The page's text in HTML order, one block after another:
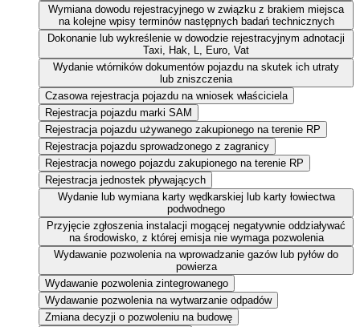
Wymiana dowodu rejestracyjnego w związku z brakiem miejsca
na kolejne wpisy terminów następnych badań technicznych
Dokonanie lub wykreślenie w dowodzie rejestracyjnym adnotacji
Taxi, Hak, L, Euro, Vat
Wydanie wtórników dokumentów pojazdu na skutek ich utraty
lub zniszczenia
Czasowa rejestracja pojazdu na wniosek właściciela
Rejestracja pojazdu marki SAM
Rejestracja pojazdu używanego zakupionego na terenie RP
Rejestracja pojazdu sprowadzonego z zagranicy
Rejestracja nowego pojazdu zakupionego na terenie RP
Rejestracja jednostek pływających
Wydanie lub wymiana karty wędkarskiej lub karty łowiectwa
podwodnego
Przyjęcie zgłoszenia instalacji mogącej negatywnie oddziaływać
na środowisko, z której emisja nie wymaga pozwolenia
Wydawanie pozwolenia na wprowadzanie gazów lub pyłów do
powierza
Wydawanie pozwolenia zintegrowanego
Wydawanie pozwolenia na wytwarzanie odpadów
Zmiana decyzji o pozwoleniu na budowę